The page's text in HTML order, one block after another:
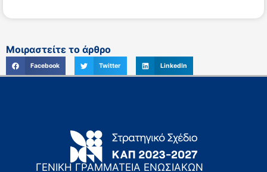
Μοιραστείτε το άρθρο
Facebook Twitter LinkedIn
ΓΕΝΙΚΗ ΓΡΑΜΜΑΤΕΙΑ ΕΝΩΣΙΑΚΩΝ